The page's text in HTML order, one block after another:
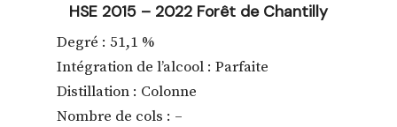
HSE 2015 – 2022 Forêt de Chantilly
Degré : 51,1 %
Intégration de l’alcool : Parfaite
Distillation : Colonne
Nombre de cols : –